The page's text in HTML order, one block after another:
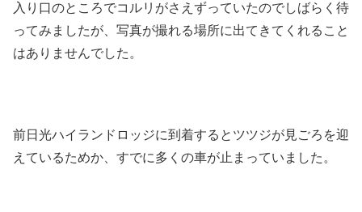
入り口のところでコルリがさえずっていたのでしばらく待
ってみましたが、写真が撮れる場所に出てきてくれること
はありませんでした。
前日光ハイランドロッジに到着するとツツジが見ごろを迎
えているためか、すでに多くの車が止まっていました。